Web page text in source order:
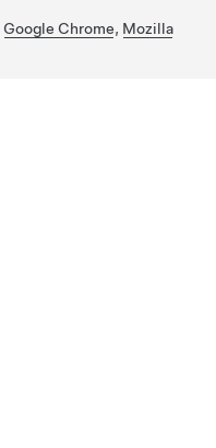
Google Chrome, Mozilla